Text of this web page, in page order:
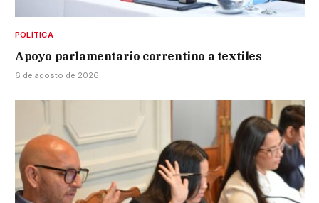
POLÍTICA
Apoyo parlamentario correntino a textiles
6 de agosto de 2026